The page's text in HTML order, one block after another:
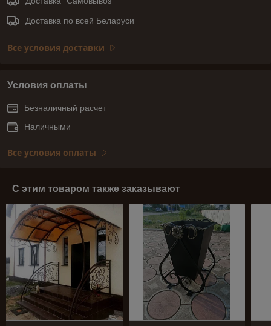
Доставка по всей Беларуси
Все условия доставки
Условия оплаты
Безналичный расчет
Наличными
Все условия оплаты
С этим товаром также заказывают